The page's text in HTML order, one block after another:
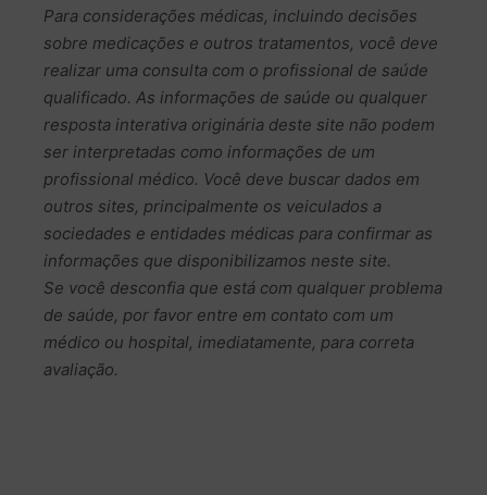
Para considerações médicas, incluindo decisões
sobre medicações e outros tratamentos, você deve
realizar uma consulta com o profissional de saúde
qualificado. As informações de saúde ou qualquer
resposta interativa originária deste site não podem
ser interpretadas como informações de um
profissional médico. Você deve buscar dados em
outros sites, principalmente os veiculados a
sociedades e entidades médicas para confirmar as
informações que disponibilizamos neste site.
Se você desconfia que está com qualquer problema
de saúde, por favor entre em contato com um
médico ou hospital, imediatamente, para correta
avaliação.